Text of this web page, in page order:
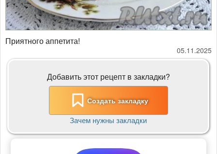
Приятного аппетита!
05.11.2025
Добавить этот рецепт в закладки?
Создать закладку
Зачем нужны закладки